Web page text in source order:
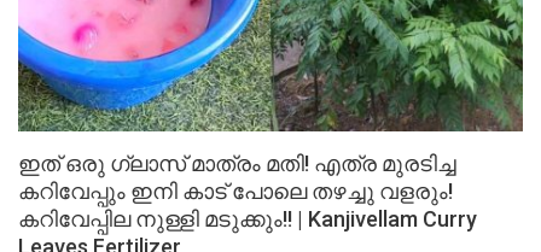
ഇത് ഒരു ഗ്ലാസ് മാത്രം മതി! എത്ര മുരടിച്ച
കറിവേപ്പും ഇനി കാട് പോലെ തഴച്ചു വളരും!
കറിവേപ്പില നുള്ളി മടുക്കും!! | Kanjivellam Curry
Leaves Fertilizer